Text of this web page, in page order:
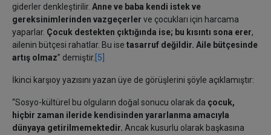
giderler denkleştirilir. Anne ve baba kendi istek ve
gereksinimlerinden vazgeçerler ve çocukları için harcama
yaparlar. Çocuk destekten çıktığında ise; bu kısıntı sona erer,
ailenin bütçesi rahatlar. Bu ise tasarruf değildir. Aile bütçesinde
artış olmaz” demiştir. [5]
İkinci karşıoy yazısını yazan üye de görüşlerini şöyle açıklamıştır:
“Sosyo-kültürel bu olguların doğal sonucu olarak da çocuk,
hiçbir zaman ileride kendisinden yararlanma amacıyla
dünyaya getirilmemektedir. Ancak kusurlu olarak başkasına